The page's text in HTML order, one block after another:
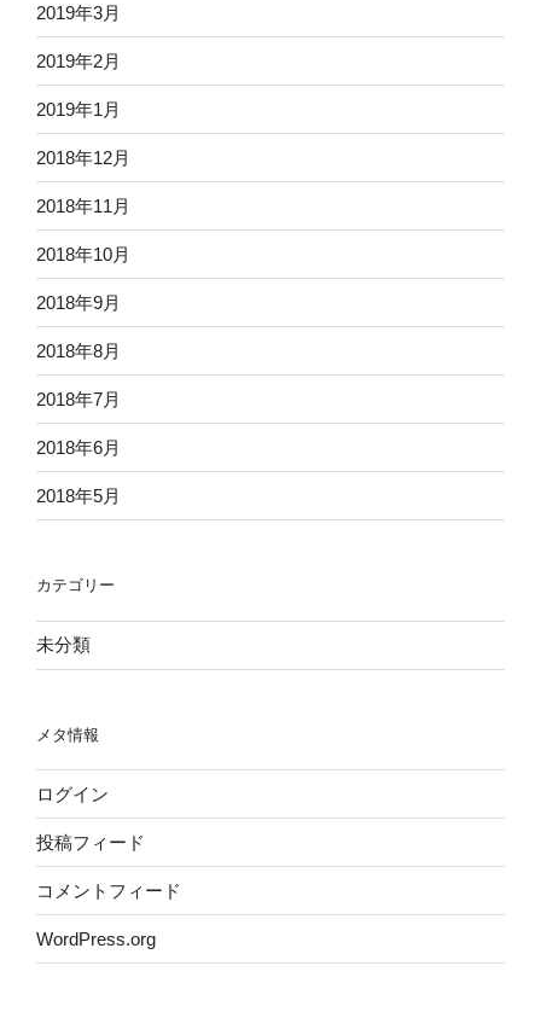
2019年3月
2019年2月
2019年1月
2018年12月
2018年11月
2018年10月
2018年9月
2018年8月
2018年7月
2018年6月
2018年5月
カテゴリー
未分類
メタ情報
ログイン
投稿フィード
コメントフィード
WordPress.org